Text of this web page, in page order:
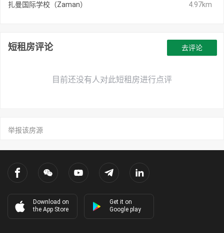
扎曼国际学校（Zaman） 4.97km
短租房评论
目前还没有人对此短租房进行点评
去评论
举报该房源
Download on
the App Store
Get it on
Google play